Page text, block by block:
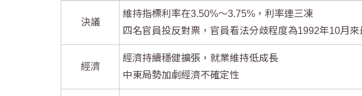
決議
維持指標利率在3.50%～3.75%，利率連三凍
四名官員投反對票，官員看法分歧程度為1992年10月
經濟
經濟持續穩健擴張，就業維持低成長
中東局勢加劇經濟不確定性